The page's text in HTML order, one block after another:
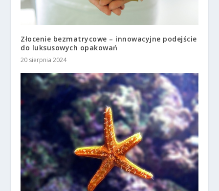
Złocenie bezmatrycowe – innowacyjne podejście
do luksusowych opakowań
20 sierpnia 2024